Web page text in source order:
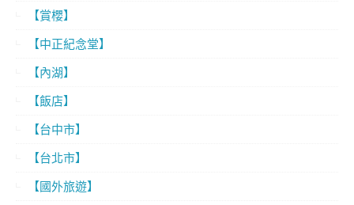
【賞櫻】
【中正紀念堂】
【內湖】
【飯店】
【台中市】
【台北市】
【國外旅遊】